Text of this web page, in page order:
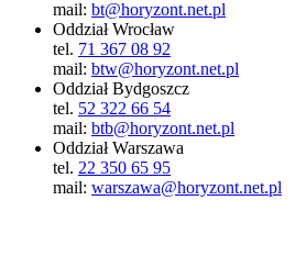
mail: bt@horyzont.net.pl
Oddział Wrocław
tel. 71 367 08 92
mail: btw@horyzont.net.pl
Oddział Bydgoszcz
tel. 52 322 66 54
mail: btb@horyzont.net.pl
Oddział Warszawa
tel. 22 350 65 95
mail: warszawa@horyzont.net.pl